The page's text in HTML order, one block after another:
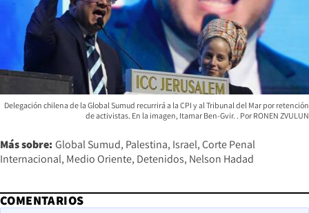
Delegación chilena de la Global Sumud recurrirá a la CPI y al Tribunal del Mar por retención
de activistas. En la imagen, Itamar Ben-Gvir.
RONEN ZVULUN
Más sobre: Global Sumud Palestina Israel Corte Penal
Internacional Medio Oriente Detenidos Nelson Hadad
COMENTARIOS